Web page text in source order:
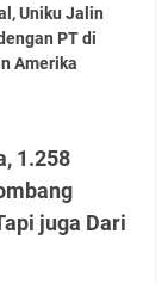
Uniku Jalin
PT di
Amerika
1.258
juga Dari